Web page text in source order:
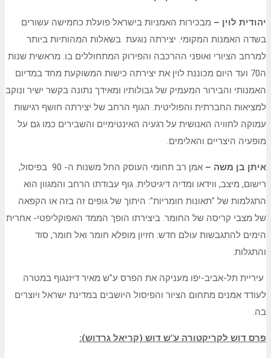
יהודית לוין – מבכירות האמניות בישראל פועלת כחמישה עשורים
בשדה האמנות המקומי. יצירתה נוגעת בשאלות המהותיות ביותר
למרחב הציורי ואופני ההרכבה והפירוק המתחוללים בו. מראשית שנות
ה70 ועד היום מכוננת לוין את יצירתה כישות המשוקעת מחד במדיום
האמנותי והבירור המעמיק של גבולותיו ומאידך נתונה בקשר ישיר ונוקב
למציאות החברתית והפוליטית. הגוף הרחב של יצירתה חושף רגישות
עמוקה לחוויה האנושית על רגעיה האינטימיים והשבירים כמו גם על
מופעיה היצריים והאלימים.
איתן בן משה –
אמן רב תחומי העוסק החל משנות ה- 90 בפיסול,
רישום, מיצב, ווידאו ומדיה דיגיטלית. גוף עבודתו הרחב והמגוון הוא
התגלמות של "תאונות חומריות": היתוך של גופים זה בזה או הקפאה
של מצבי קריסה של החומר. ביצירתו הופך הממד האפוקליפטי- אחרית
הימים להתגבשות עולם חדש: חזיון מופלא חומר ואל חומר, סוד
והתגלות.
עיריית תל-אביב-יפו מעניקה את הפרס ע"ש מאיר דיזנגוף במטרה
לעודד אמנים מתחום הציור והפיסול היושבים במדינת ישראל ויוצרים
בה.
פרס דוש לקריקטורה ע"ש דוש (קריאל גרדוש):